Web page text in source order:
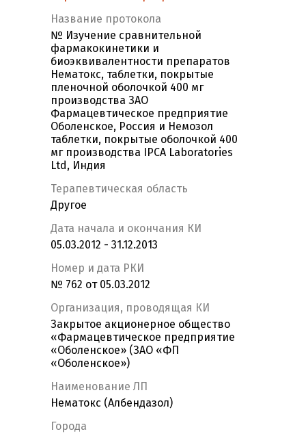
Название протокола
№ Изучение сравнительной
фармакокинетики и
биоэквивалентности препаратов
Нематокс, таблетки, покрытые
пленочной оболочкой 400 мг
производства ЗАО
Фармацевтическое предприятие
Оболенское, Россия и Немозол
таблетки, покрытые оболочкой 400
мг производства IPCA Laboratories
Ltd, Индия
Терапевтическая область
Другое
Дата начала и окончания КИ
05.03.2012 - 31.12.2013
Номер и дата РКИ
№ 762 от 05.03.2012
Организация, проводящая КИ
Закрытое акционерное общество
«Фармацевтическое предприятие
«Оболенское» (ЗАО «ФП
«Оболенское»)
Наименование ЛП
Нематокс (Албендазол)
Города